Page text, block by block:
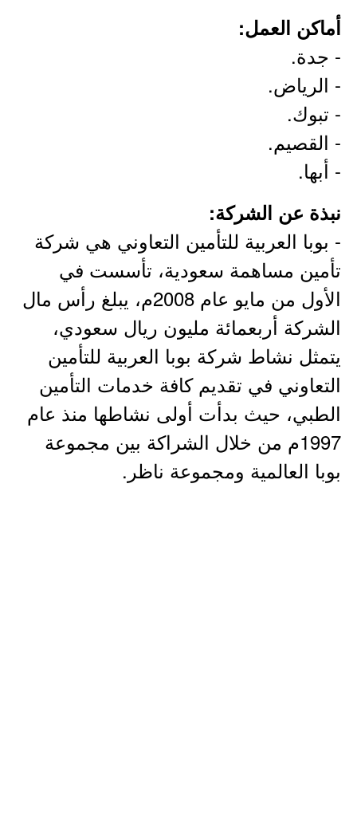
أماكن العمل:
- جدة.
- الرياض.
- تبوك.
- القصيم.
- أبها.
نبذة عن الشركة:
- بوبا العربية للتأمين التعاوني هي شركة
تأمين مساهمة سعودية، تأسست في
الأول من مايو عام 2008م، يبلغ رأس مال
الشركة أربعمائة مليون ريال سعودي،
يتمثل نشاط شركة بوبا العربية للتأمين
التعاوني في تقديم كافة خدمات التأمين
الطبي، حيث بدأت أولى نشاطها منذ عام
1997م من خلال الشراكة بين مجموعة
بوبا العالمية ومجموعة ناظر.